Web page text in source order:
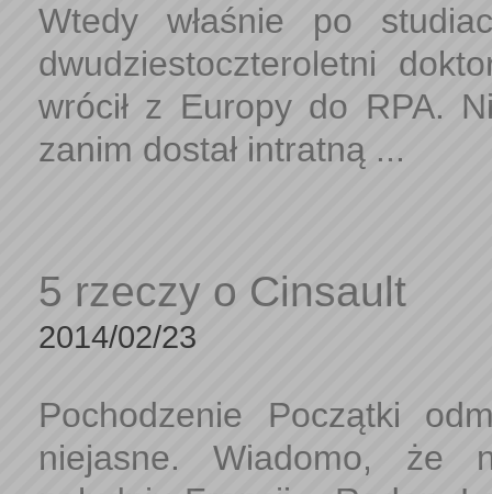
Wtedy właśnie po
dwudziestoczteroletni
wrócił z Europy do RPA.
zanim dostał intratną ...
5 rzeczy o Cinsault
2014/02/23
Pochodzenie Początki
niejasne. Wiadomo, że